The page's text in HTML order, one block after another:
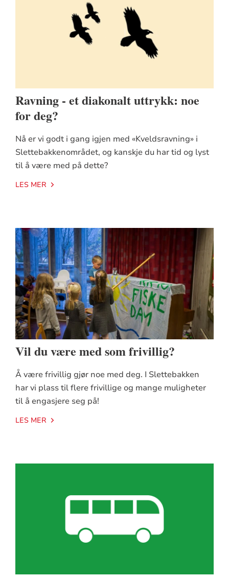
Ravning - et diakonalt uttrykk: noe
for deg?
Nå er vi godt i gang igjen med «Kveldsravning» i
Slettebakkenområdet, og kanskje du har tid og lyst
til å være med på dette?
LES MER
Vil du være med som frivillig?
Å være frivillig gjør noe med deg. I Slettebakken
har vi plass til flere frivillige og mange muligheter
til å engasjere seg på!
LES MER